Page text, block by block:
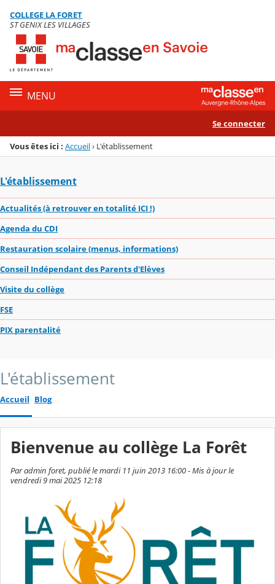
Menu de la rubrique
Contenu
COLLEGE LA FORET
ST GENIX LES VILLAGES
MENU
Se connecter
Vous êtes ici : Accueil› L'établissement
L'établissement
Actualités (à retrouver en totalité ICI !)
Agenda du CDI
Restauration scolaire (menus, informations)
Conseil Indépendant des Parents d'Elèves
Visite du collège
FSE
PIX parentalité
L'établissement
Accueil Blog
Bienvenue au collège La Forêt
Par admin foret, publié le mardi 11 juin 2013 16:00 - Mis à jour le
vendredi 9 mai 2025 12:18